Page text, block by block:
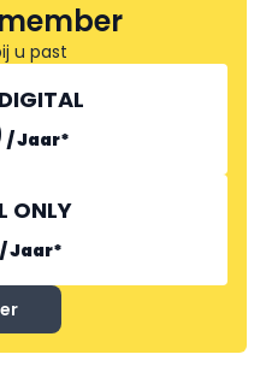
u past
/Jaar*
ONLY
/Jaar*